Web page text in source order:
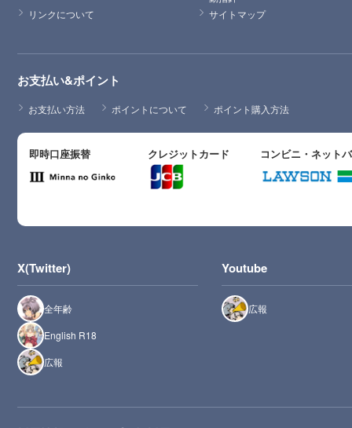
リンクについて
サイトマップ
お支払い&ポイント
お支払い方法 ポイントについて ポイント購入方法
即時口座振替 クレジットカード コンビニ・ネット
X(Twitter)
全年齢
English R18
広報
Youtube
広報